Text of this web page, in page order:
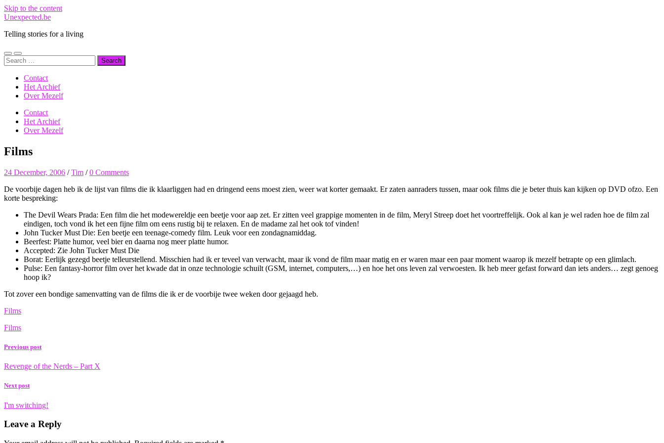
Skip to the content
Unexpected.be
Telling stories for a living
Toggle
mobile
Toggle
search
Search
for:
Contact
Het Archief
Over Mezelf
Contact
Het Archief
Over Mezelf
Films
24 December, 2006 /Tim /0 Comments
De voorbije dagen heb ik de lijst van films die ik klaarliggen had en dringend eens moest zien, weer wat korter gemaakt. Er zaten aanraders tussen, maar ook films die je beter thuis kan kijken op DVD ofzo. Een
korte bespreking:
The Devil Wears Prada: Een film die het modewereldje een beetje voor aap zet. Er zitten veel grappige momenten in de film, Meryl Streep doet het voortreffelijk. Ook al kan je wel raden hoe de film zal
eindigen, toch vond ik het een fijne film om eens rustig bij te relaxen. En de madame zal het ook tof vinden!
John Tucker Must Die: Een beetje een teenage-comedy film. Leuk voor een zondagnamiddag.
Beerfest: Platte humor, veel bier en daarna nog meer platte humor.
Accepted: Zie John Tucker Must Die
Borat: Eerlijk gezegd beetje telleurstellend. Misschien had ik er teveel van verwacht, maar ik vond de film maar matig en er waren maar een paar moment waarop ik mezelf betrapte op een glimlach.
Pulse: Een fantasy-horror film over het kwade dat in onze technologie schuilt (GSM, internet, computers,…) en hoe het ons leven zal verwoesten. Ik heb meer gefast forward dan iets anders… zegt genoeg
hoop ik?
Tot zover een bondige samenvatting van de films die ik er de voorbije twee weken door gejaagd heb.
Films
Films
Previous post
Revenge of the Nerds – Part X
Next post
I'm switching!
Leave a Reply